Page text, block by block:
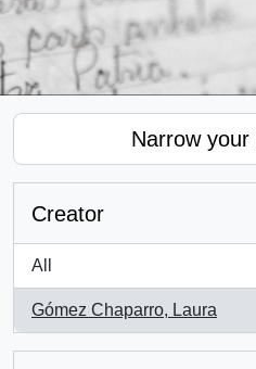
Narrow your
Creator
All
Gómez Chaparro, Laura
, 1 results